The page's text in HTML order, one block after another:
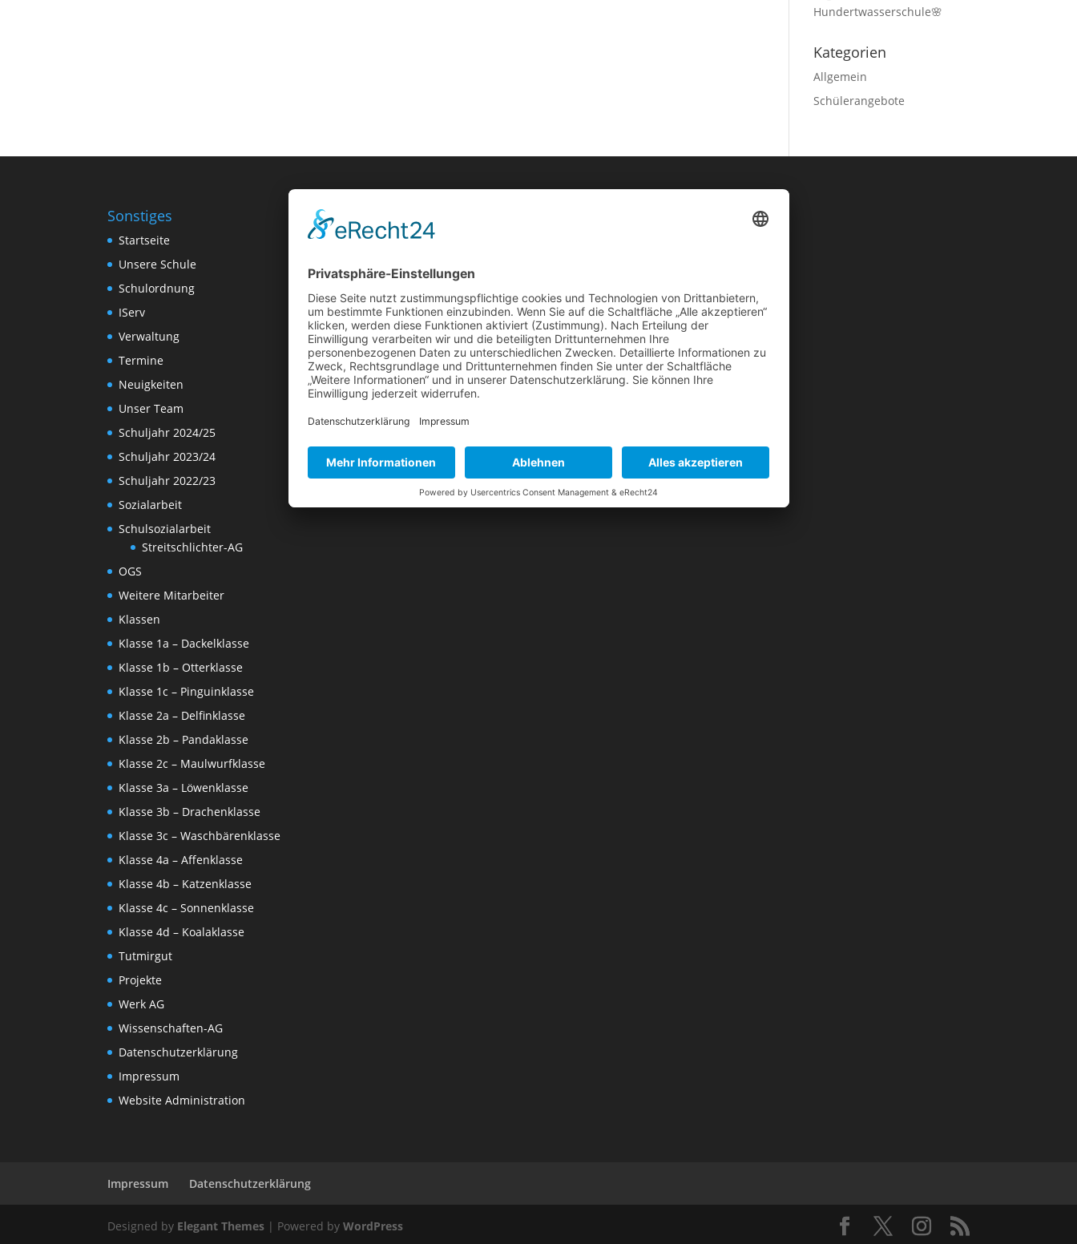
Hundertwasserschule🌸
Kategorien
Allgemein
Schülerangebote
Sonstiges
Startseite
Unsere Schule
Schulordnung
IServ
Verwaltung
Termine
Neuigkeiten
Unser Team
Schuljahr 2024/25
Schuljahr 2023/24
Schuljahr 2022/23
Sozialarbeit
Schulsozialarbeit
Streitschlichter-AG
OGS
Weitere Mitarbeiter
Klassen
Klasse 1a – Dackelklasse
Klasse 1b – Otterklasse
Klasse 1c – Pinguinklasse
Klasse 2a – Delfinklasse
Klasse 2b – Pandaklasse
Klasse 2c – Maulwurfklasse
Klasse 3a – Löwenklasse
Klasse 3b – Drachenklasse
Klasse 3c – Waschbärenklasse
Klasse 4a – Affenklasse
Klasse 4b – Katzenklasse
Klasse 4c – Sonnenklasse
Klasse 4d – Koalaklasse
Tutmirgut
Projekte
Werk AG
Wissenschaften-AG
Datenschutzerklärung
Impressum
Website Administration
Impressum Datenschutzerklärung
Designed by Elegant Themes | Powered byWordPress